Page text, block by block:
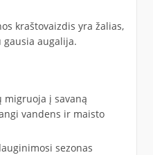
kraštovaizdis yra žalias,
gausia augalija.
migruoja į savaną
vandens ir maisto
sezonas